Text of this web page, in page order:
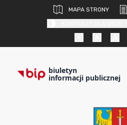
MAPA STRONY
biuletyn
informacji publicznej